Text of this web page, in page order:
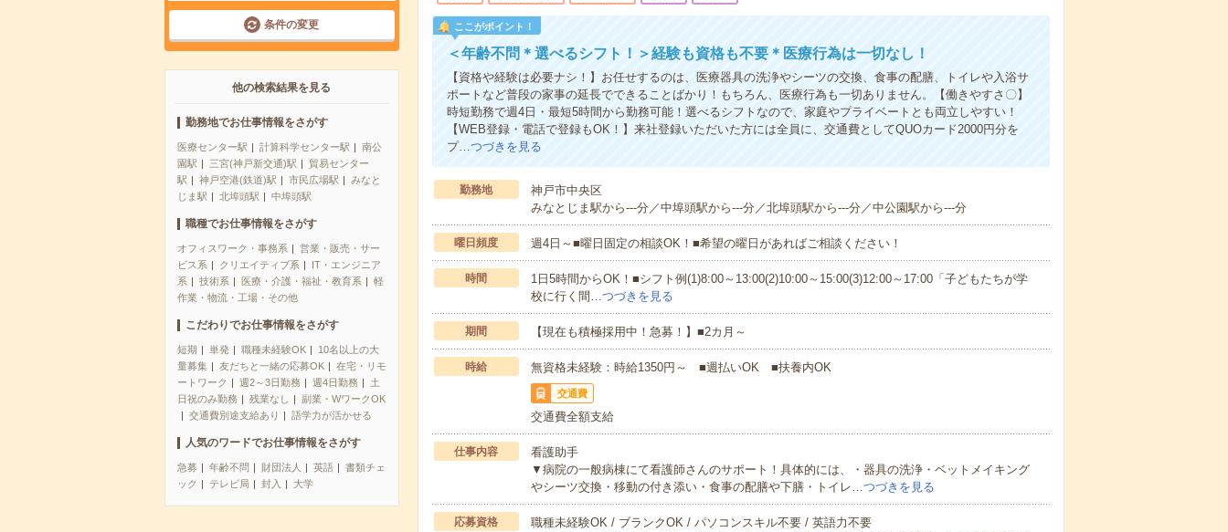
条件の変更
他の検索結果を見る
勤務地でお仕事情報をさがす
医療センター駅 計算科学センター駅
南公
園駅
三宮(神戸新交通)駅
貿易センター
駅
神戸空港(鉄道)駅 市民広場駅
みなと
じま駅
北埠頭駅 中埠頭駅
職種でお仕事情報をさがす
オフィスワーク・事務系
営業・販売・サー
ビス系
クリエイティブ系
IT・エンジニア
系
技術系 医療・介護・福祉・教育系
軽
作業・物流・工場・その他
こだわりでお仕事情報をさがす
短期 単発 職種未経験OK
10名以上の大
量募集
友だちと一緒の応募OK
在宅・リモ
ートワーク
週2～3日勤務 週4日勤務
土
日祝のみ勤務
残業なし
副業・WワークOK
交通費別途支給あり
語学力が活かせる
人気のワードでお仕事情報をさがす
急募 年齢不問 財団法人 英語
書類チェ
ック
テレビ局 封入 大学
ここがポイント！
＜年齢不問＊選べるシフト！＞経験も資格も不要＊医療行為は一切なし！
【資格や経験は必要ナシ！】お任せするのは、医療器具の洗浄やシーツの交換、食事の配膳、トイレや入浴サ
ポートなど普段の家事の延長でできることばかり！もちろん、医療行為も一切ありません。【働きやすさ〇】
時短勤務で週4日・最短5時間から勤務可能！選べるシフトなので、家庭やプライベートとも両立しやすい！
【WEB登録・電話で登録もOK！】来社登録いただいた方には全員に、交通費としてQUOカード2000円分を
プ…つづきを見る
勤務地
神戸市中央区
みなとじま駅から---分／中埠頭駅から---分／北埠頭駅から---分／中公園駅から---分
曜日頻度 週4日～■曜日固定の相談OK！■希望の曜日があればご相談ください！
時間
1日5時間からOK！■シフト例(1)8:00～13:00(2)10:00～15:00(3)12:00～17:00「子どもたちが学
校に行く間…つづきを見る
期間 【現在も積極採用中！急募！】■2カ月～
時給 無資格未経験：時給1350円～ ■週払いOK ■扶養内OK
交通費
交通費全額支給
仕事内容
看護助手
▼病院の一般病棟にて看護師さんのサポート！具体的には、・器具の洗浄・ベットメイキング
やシーツ交換・移動の付き添い・食事の配膳や下膳・トイレ…つづきを見る
応募資格
職種未経験OK / ブランクOK / パソコンスキル不要 / 英語力不要